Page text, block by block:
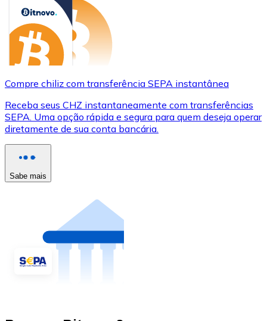
Compre chiliz com transferência SEPA instantânea
Receba seus CHZ instantaneamente com transferências
SEPA. Uma opção rápida e segura para quem deseja operar
diretamente de sua conta bancária.
Sabe mais